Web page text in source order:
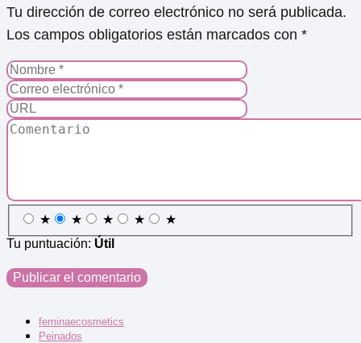
Tu dirección de correo electrónico no será publicada.
Los campos obligatorios están marcados con *
★ ★ ★ ★
★
Tu puntuación: Útil
feminaecosmetics
Peinados